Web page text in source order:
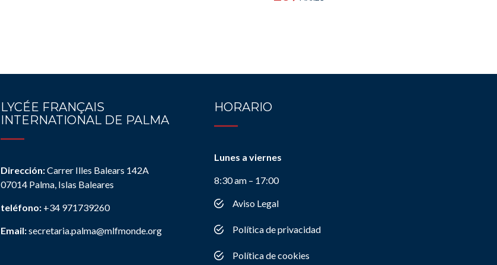
LYCÉE FRANÇAIS
INTERNATIONAL DE PALMA
Dirección:Carrer Illes Balears 142A
07014 Palma, Islas Baleares
teléfono: +34 971739260
Email:secretaria.palma@mlfmonde.org
HORARIO
Lunes a viernes
8:30 am – 17:00
Aviso Legal
Política de privacidad
Política de cookies